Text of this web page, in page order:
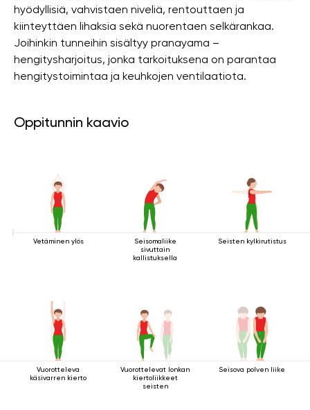
hyödyllisiä, vahvistaen niveliä, rentouttaen ja
kiinteyttäen lihaksia sekä nuorentaen selkärankaa.
Joihinkin tunneihin sisältyy pranayama –
hengitysharjoitus, jonka tarkoituksena on parantaa
hengitystoimintaa ja keuhkojen ventilaatiota.
Oppitunnin kaavio
Vetäminen ylös
Seisomaliike
sivuttain
kallistuksella
Seisten kylkirutistus
Vuorotteleva
käsivarren kierto
Vuorottelevat lonkan
kiertoliikkeet
seisten
Seisova polven liike